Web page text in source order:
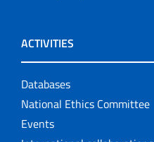
ACTIVITIES
Databases
National Ethics Committee
Events